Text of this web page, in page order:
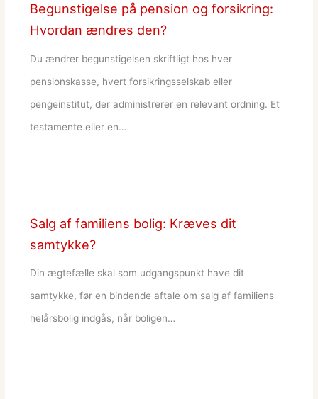
Begunstigelse på pension og forsikring:
Hvordan ændres den?
Du ændrer begunstigelsen skriftligt hos hver
pensionskasse, hvert forsikringsselskab eller
pengeinstitut, der administrerer en relevant ordning. Et
testamente eller en…
Salg af familiens bolig: Kræves dit
samtykke?
Din ægtefælle skal som udgangspunkt have dit
samtykke, før en bindende aftale om salg af familiens
helårsbolig indgås, når boligen…